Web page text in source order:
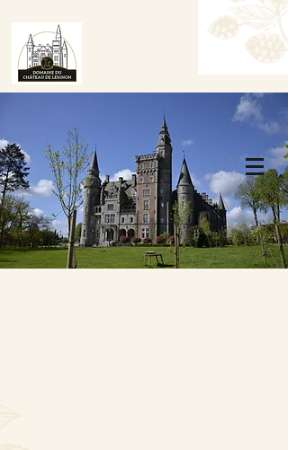
Tafel Reserveren
Boek een kamer